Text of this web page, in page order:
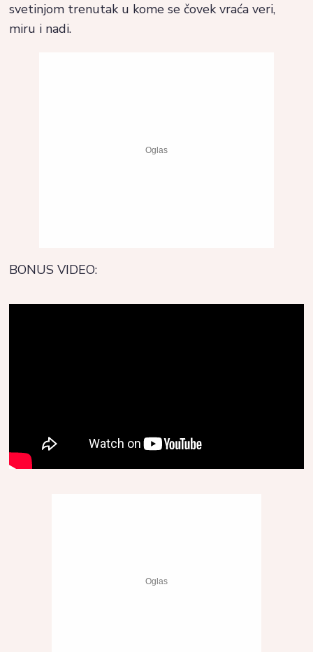
svetinjom trenutak u kome se čovek vraća veri,
miru i nadi.
BONUS VIDEO: